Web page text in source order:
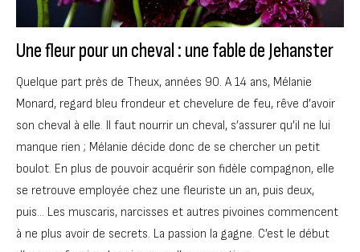
Une fleur pour un cheval : une fable de Jehanster
Quelque part près de Theux, années 90. A 14 ans, Mélanie
Monard, regard bleu frondeur et chevelure de feu, rêve d’avoir
son cheval à elle. Il faut nourrir un cheval, s’assurer qu’il ne lui
manque rien ; Mélanie décide donc de se chercher un petit
boulot. En plus de pouvoir acquérir son fidèle compagnon, elle
se retrouve employée chez une fleuriste un an, puis deux,
puis… Les muscaris, narcisses et autres pivoines commencent
à ne plus avoir de secrets. La passion la gagne. C’est le début